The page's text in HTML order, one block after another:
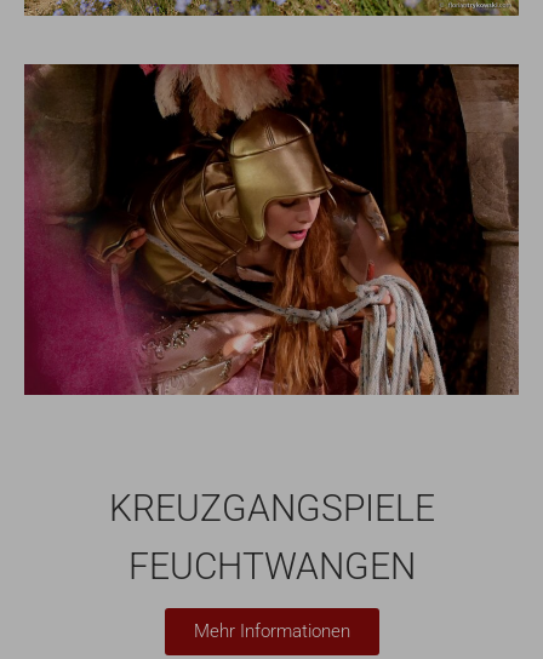
KREUZGANGSPIELE
FEUCHTWANGEN
Mehr Informationen